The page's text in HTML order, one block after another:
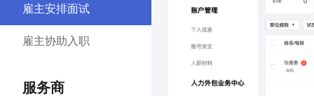
雇主安排面试
雇主协助入职
服务商